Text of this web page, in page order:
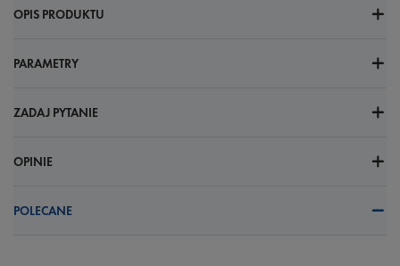
OPIS PRODUKTU
PARAMETRY
ZADAJ PYTANIE
OPINIE
POLECANE